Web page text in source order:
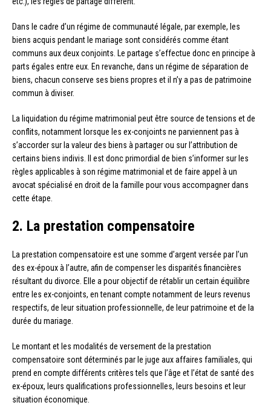
Dans le cadre d’un régime de communauté légale, par exemple, les
biens acquis pendant le mariage sont considérés comme étant
communs aux deux conjoints. Le partage s’effectue donc en principe à
parts égales entre eux. En revanche, dans un régime de séparation de
biens, chacun conserve ses biens propres et il n’y a pas de patrimoine
commun à diviser.
La liquidation du régime matrimonial peut être source de tensions et de
conflits, notamment lorsque les ex-conjoints ne parviennent pas à
s’accorder sur la valeur des biens à partager ou sur l’attribution de
certains biens indivis. Il est donc primordial de bien s’informer sur les
règles applicables à son régime matrimonial et de faire appel à un
avocat spécialisé en droit de la famille pour vous accompagner dans
cette étape.
2. La prestation compensatoire
La prestation compensatoire est une somme d’argent versée par l’un
des ex-époux à l’autre, afin de compenser les disparités financières
résultant du divorce. Elle a pour objectif de rétablir un certain équilibre
entre les ex-conjoints, en tenant compte notamment de leurs revenus
respectifs, de leur situation professionnelle, de leur patrimoine et de la
durée du mariage.
Le montant et les modalités de versement de la prestation
compensatoire sont déterminés par le juge aux affaires familiales, qui
prend en compte différents critères tels que l’âge et l’état de santé des
ex-époux, leurs qualifications professionnelles, leurs besoins et leur
situation économique.